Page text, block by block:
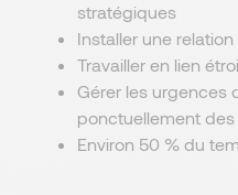
stratégiques
Installer une
Travailler en lien
Gérer les urgences
ponctuellement
Environ 50 % du